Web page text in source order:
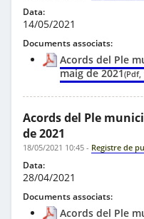
Data:
14/05/2021
Documents associats:
Acords del Ple
maig de 2021(Pdf,
Acords del Ple
de 2021
18/05/2021 10:45 - Registre de
Data:
28/04/2021
Documents associats:
Acords del Ple